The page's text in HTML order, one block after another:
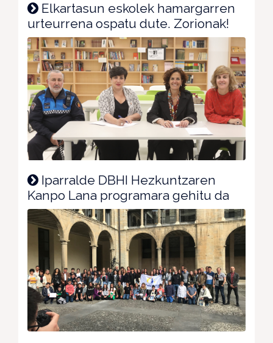
Elkartasun eskolek hamargarren
urteurrena ospatu dute. Zorionak!
Iparralde DBHI Hezkuntzaren
Kanpo Lana programara gehitu da